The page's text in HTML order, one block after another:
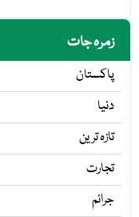
زمرہ جات
پاکستان
دنیا
تازہ ترین
تجارت
جرائم